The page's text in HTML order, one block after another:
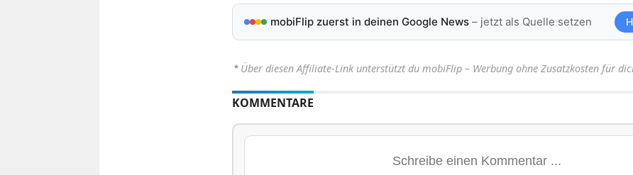
mobiFlip zuerst in deinen Google News– jetzt als Quelle setzen
⋆ Über diesen Affiliate-Link unterstützt du mobiFlip – Werbung ohne Zusatzkosten für
KOMMENTARE